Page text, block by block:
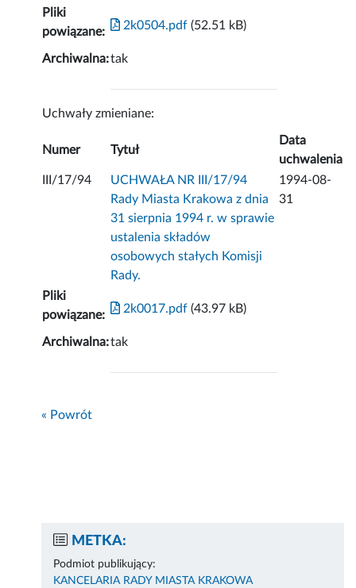
Pliki
powiązane:
2k0504.pdf (52.51 kB)
Archiwalna:tak
Uchwały zmieniane:
Numer Tytuł
Data
uchwalenia
III/17/94
UCHWAŁA NR III/17/94
Rady Miasta Krakowa z dnia
31 sierpnia 1994 r. w sprawie
ustalenia składów
osobowych stałych Komisji
Rady.
1994-08-
31
Pliki
powiązane:
2k0017.pdf (43.97 kB)
Archiwalna:tak
« Powrót
METKA:
Podmiot publikujący:
KANCELARIA RADY MIASTA KRAKOWA